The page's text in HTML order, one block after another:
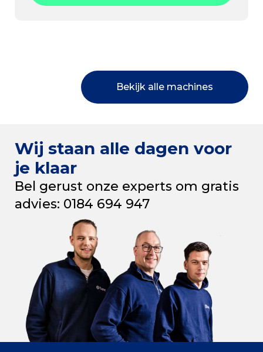
Bekijk alle machines
Wij staan alle dagen voor
je klaar
Bel gerust onze experts om gratis
advies: 0184 694 947